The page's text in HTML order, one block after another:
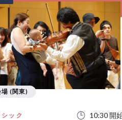
ック 10:30 開
場 (関東)